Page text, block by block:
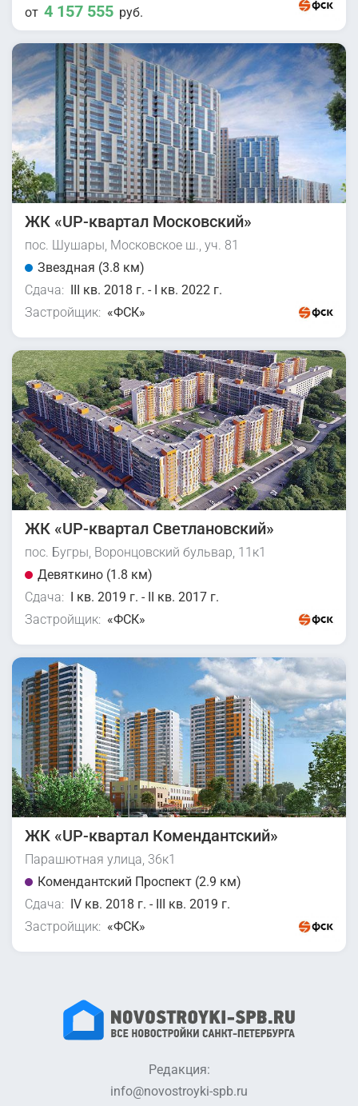
от 4 157 555 руб.
ЖК «UP-квартал Московский»
пос. Шушары, Московское ш., уч. 81
Звездная (3.8 км)
Сдача: III кв. 2018 г. - I кв. 2022 г.
Застройщик: «ФСК»
ЖК «UP-квартал Светлановский»
пос. Бугры, Воронцовский бульвар, 11к1
Девяткино (1.8 км)
Сдача: I кв. 2019 г. - II кв. 2017 г.
Застройщик: «ФСК»
ЖК «UP-квартал Комендантский»
Парашютная улица, 36к1
Комендантский Проспект (2.9 км)
Сдача: IV кв. 2018 г. - III кв. 2019 г.
Застройщик: «ФСК»
Редакция:
info@novostroyki-spb.ru